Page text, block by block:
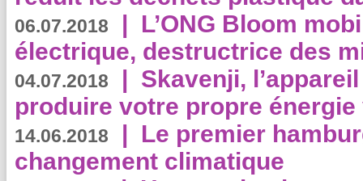
06.07.2018 | L’ONG Bloom
électrique, destructrice des
04.07.2018 | Skavenji,
produire votre propre
14.06.2018 | Le premier
changement climatique